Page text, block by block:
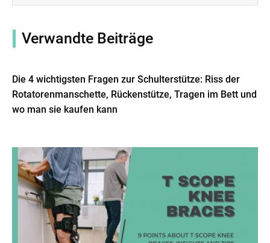
Verwandte Beiträge
Die 4 wichtigsten Fragen zur Schulterstütze: Riss der
Rotatorenmanschette, Rückenstütze, Tragen im Bett und
wo man sie kaufen kann